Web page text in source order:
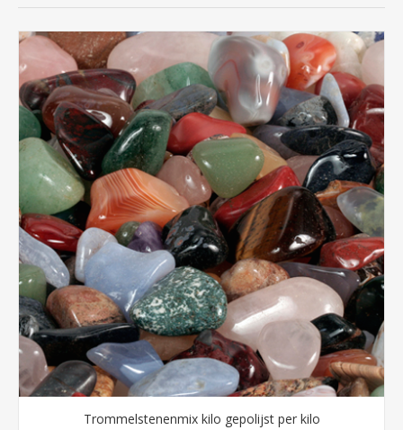
Trommelstenenmix kilo gepolijst per kilo